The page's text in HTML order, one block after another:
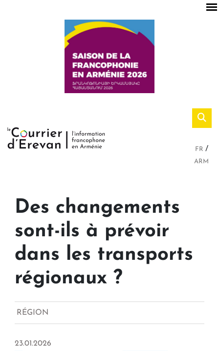
FR
ARM
Des changements
sont-ils à prévoir
dans les transports
régionaux ?
RÉGION
23.01.2026